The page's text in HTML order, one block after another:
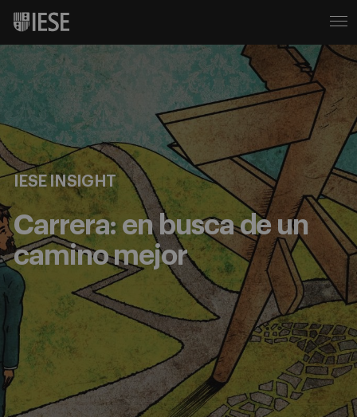
IESE INSIGHT
Carrera: en busca de un
camino mejor